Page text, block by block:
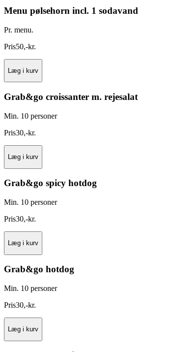
Menu pølsehorn incl. 1 sodavand
Pr. menu.
Pris50,-kr.
Læg i kurv
Grab&go croissanter m. rejesalat
Min. 10 personer
Pris30,-kr.
Læg i kurv
Grab&go spicy hotdog
Min. 10 personer
Pris30,-kr.
Læg i kurv
Grab&go hotdog
Min. 10 personer
Pris30,-kr.
Læg i kurv